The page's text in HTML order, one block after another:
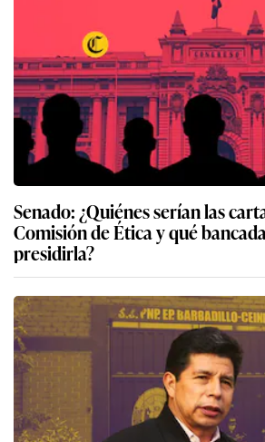
Senado: ¿Quiénes serían las
Comisión de Ética y qué
presidirla?